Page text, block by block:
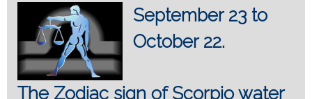
September 23 to
October 22.
The Zodiac sign of Scorpio water